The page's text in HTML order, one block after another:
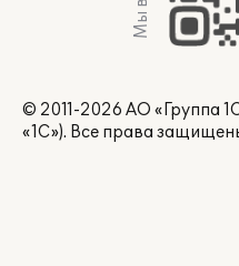
© 2011-2026 АО «Группа
«1С»). Все права